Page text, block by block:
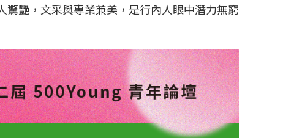
艷，文采與專業兼美，是行內人眼中潛力無窮